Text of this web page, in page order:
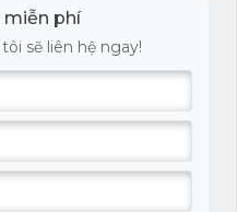
miễn phí
sẽ liên hệ ngay!